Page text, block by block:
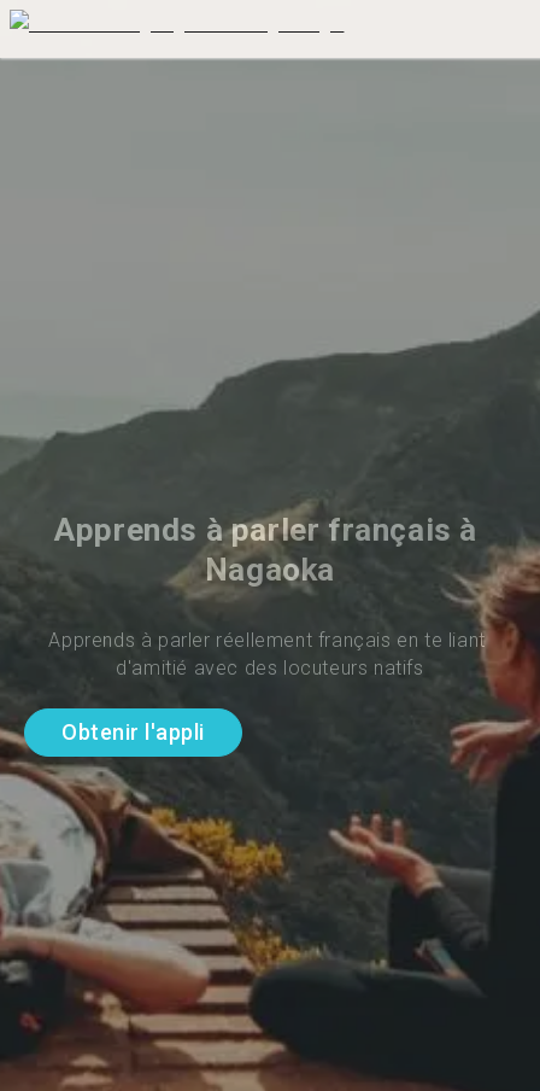
Apprends à parler français à
Nagaoka
Apprends à parler réellement français en te liant
d'amitié avec des locuteurs natifs
Obtenir l'appli